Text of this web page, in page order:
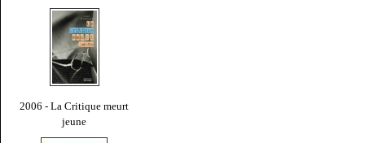
2006 - La Critique meurt
jeune